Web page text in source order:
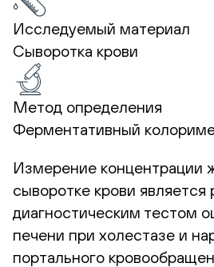
Исследуемый материал
Сыворотка крови
Метод определения
Ферментативный
Измерение концентрации
сыворотке крови
диагностическим тестом
печени при холестазе и
портального